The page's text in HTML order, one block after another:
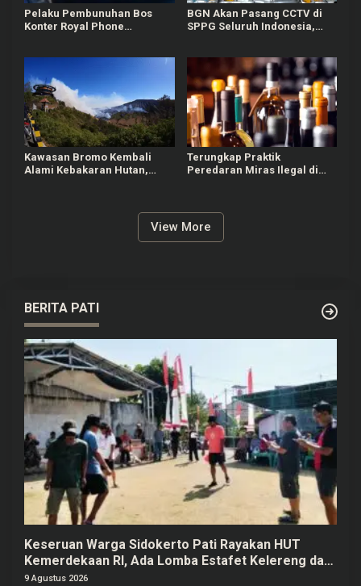
Pelaku Pembunuhan Bos
Konter Royal Phone
BGN Akan Pasang CCTV di
SPPG Seluruh Indonesia,
Kawasan Bromo Kembali
Alami Kebakaran Hutan,
Terungkap Praktik
Peredaran Miras Ilegal di
View More
BERITA PATI
Keseruan Warga Sidokerto Pati Rayakan HUT
Kemerdekaan RI, Ada Lomba Estafet Kelereng dan
Baris-berbaris
9 Agustus 2026